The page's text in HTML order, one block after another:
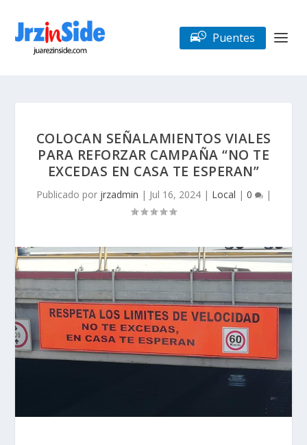
Puentes
COLOCAN SEÑALAMIENTOS VIALES
PARA REFORZAR CAMPAÑA “NO TE
EXCEDAS EN CASA TE ESPERAN”
Publicado por jrzadmin | Jul 16, 2024| Local | 0 |